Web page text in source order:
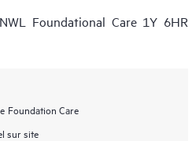
Foundational Care 1Y 6HR
Foundation Care
sur site